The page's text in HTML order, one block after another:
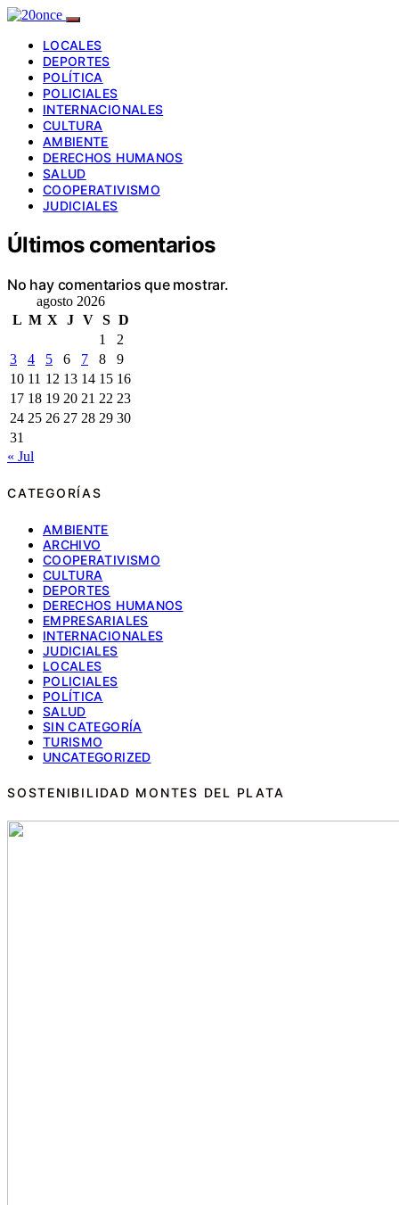
LOCALES
DEPORTES
POLÍTICA
POLICIALES
INTERNACIONALES
CULTURA
AMBIENTE
DERECHOS HUMANOS
SALUD
COOPERATIVISMO
JUDICIALES
Últimos comentarios
No hay comentarios que mostrar.
agosto 2026
L M X J V S D
1
2
3
4 5 6 7 8
9
10 11 12 13 14 15 16
17 18 19 20 21 22 23
24 25 26 27 28 29 30
31
« Jul
CATEGORÍAS
AMBIENTE
ARCHIVO
COOPERATIVISMO
CULTURA
DEPORTES
DERECHOS HUMANOS
EMPRESARIALES
INTERNACIONALES
JUDICIALES
LOCALES
POLICIALES
POLÍTICA
SALUD
SIN CATEGORÍA
TURISMO
UNCATEGORIZED
SOSTENIBILIDAD MONTES DEL PLATA